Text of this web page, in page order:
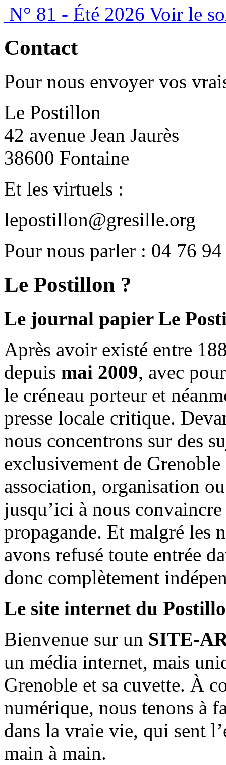
N° 81 - Été 2026 Voir le
Contact
Pour nous envoyer vos
Le Postillon
42 avenue Jean Jaurès
38600 Fontaine
Et les virtuels :
lepostillon@gresille.org
Pour nous parler : 04 76
Le Postillon ?
Le journal papier Le
Après avoir existé entre
depuis mai 2009, avec
le créneau porteur et
presse locale critique.
nous concentrons sur des
exclusivement de
association, organisation
jusqu’ici à nous
propagande. Et malgré les
avons refusé toute entrée
donc complètement
Le site internet du
Bienvenue sur un SITE-
un média internet, mais
Grenoble et sa cuvette. À
numérique, nous tenons à
dans la vraie vie, qui sent
main à main.